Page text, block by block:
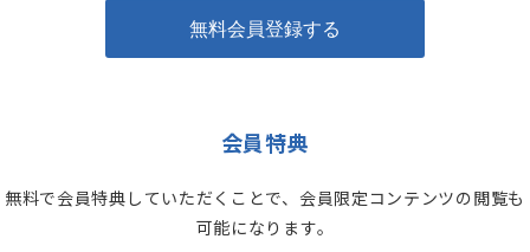
会員特典
無料で会員特典していただくことで、会員限定コンテンツの閲覧も
可能になります。